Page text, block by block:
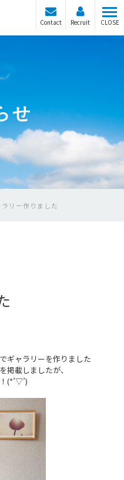
Contact Recruit CLOSE
せ
リー作りました
ギャラリーを作りました
掲載しましたが、
(*’▽’)